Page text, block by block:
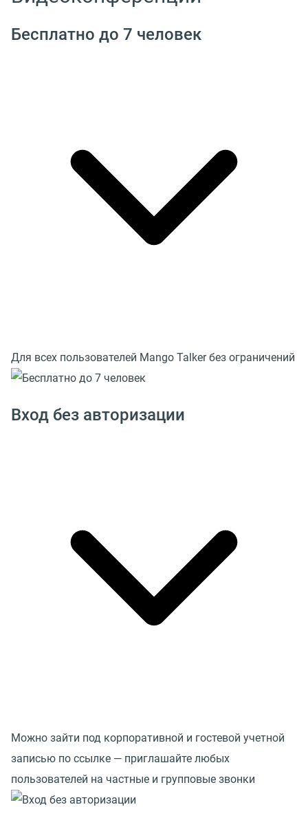
Бесплатно до 7 человек
Для всех пользователей Mango Talker без ограничений
Вход без авторизации
Можно зайти под корпоративной и гостевой учетной
записью по ссылке — приглашайте любых
пользователей на частные и групповые звонки